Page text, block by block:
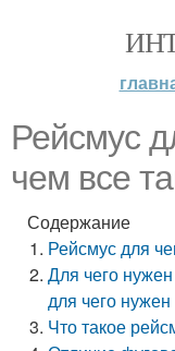
Рейсмус
чем все
Содержание
Рейсмус для
Для чего
для чего
Что такое